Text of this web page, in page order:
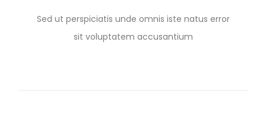
Sed ut perspiciatis unde omnis iste natus error
sit voluptatem accusantium